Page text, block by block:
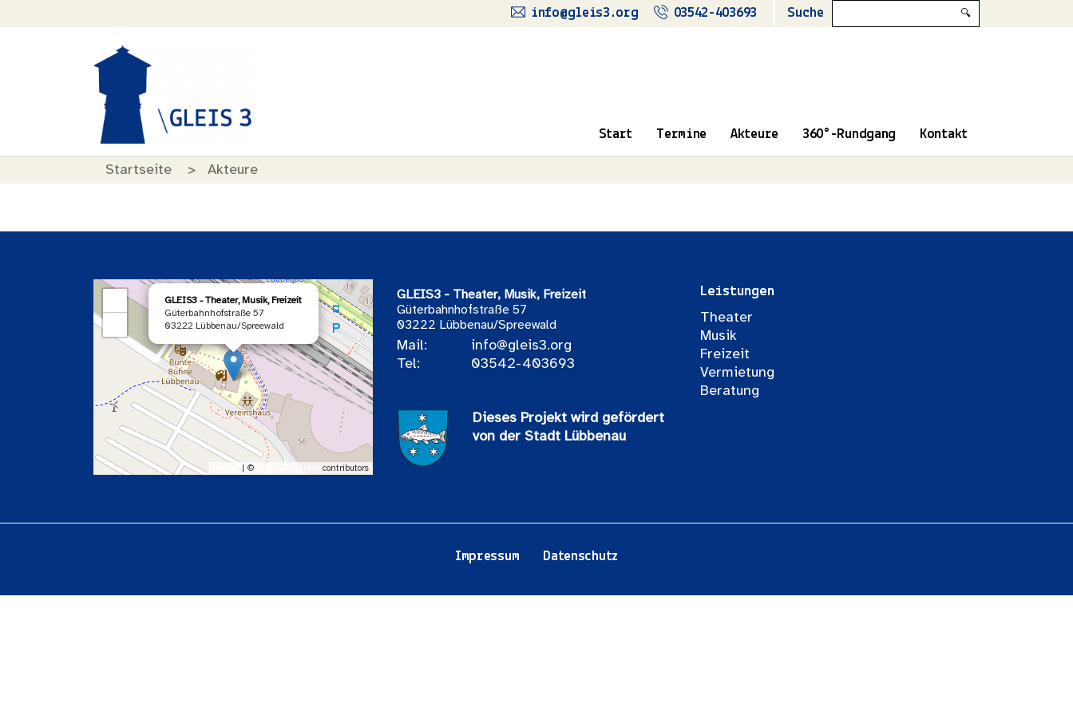
info@gleis3.org 03542-403693 Suche 🔍
Start Termine Akteure 360°-Rundgang Kontakt
Startseite Akteure
GLEIS3 - Theater, Musik, Freizeit
Güterbahnhofstraße 57
03222 Lübbenau/Spreewald
| © OpenStreetMap contributors
GLEIS3 - Theater, Musik, Freizeit
Güterbahnhofstraße 57
03222 Lübbenau/Spreewald
Mail:
info@gleis3.org
Tel:
03542-403693
Dieses Projekt wird gefördert
von der Stadt Lübbenau
Leistungen
Theater
Musik
Freizeit
Vermietung
Beratung
Impressum Datenschutz